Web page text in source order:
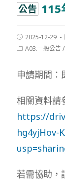
公告 115
Post
published:
2025-12-29
PostA03.一般公告/
申請期間：
相關資料請
https://
hg4yjHov-
若需協助，